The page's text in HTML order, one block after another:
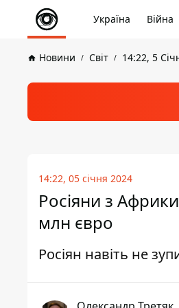
Україна Війна
Новини Світ 14:22, 5
14:22, 05 січня 2024
Росіяни з
млн євро
Росіян навіть не